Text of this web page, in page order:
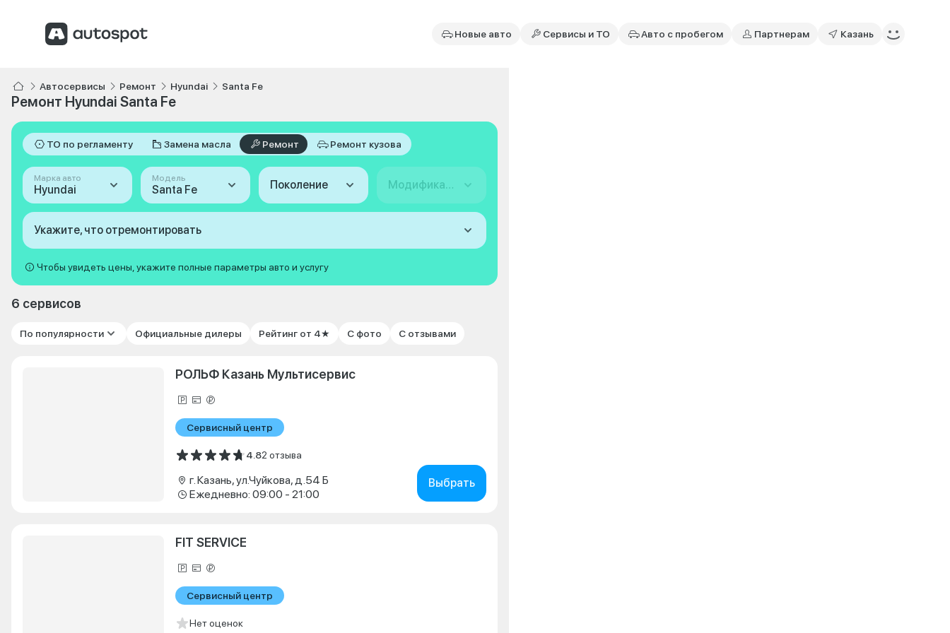
Новые авто Сервисы и ТО Авто с пробегом Партнерам Казань
Автосервисы Ремонт Hyundai Santa Fe
Ремонт Hyundai Santa Fe
ТО по регламенту Замена масла Ремонт Ремонт кузова
Марка авто
Hyundai
Модель
Santa Fe Поколение Модификация
Укажите, что отремонтировать
Чтобы увидеть цены, укажите полные параметры авто и услугу
6 сервисов
По популярности Официальные дилеры Рейтинг от 4★ С фото С отзывами
РОЛЬФ Казань Мультисервис
Сервисный центр
4.82 отзыва
г. Казань, ул.Чуйкова, д.54 Б
Ежедневно: 09:00 - 21:00
Выбрать
FIT SERVICE
Сервисный центр
Нет оценок